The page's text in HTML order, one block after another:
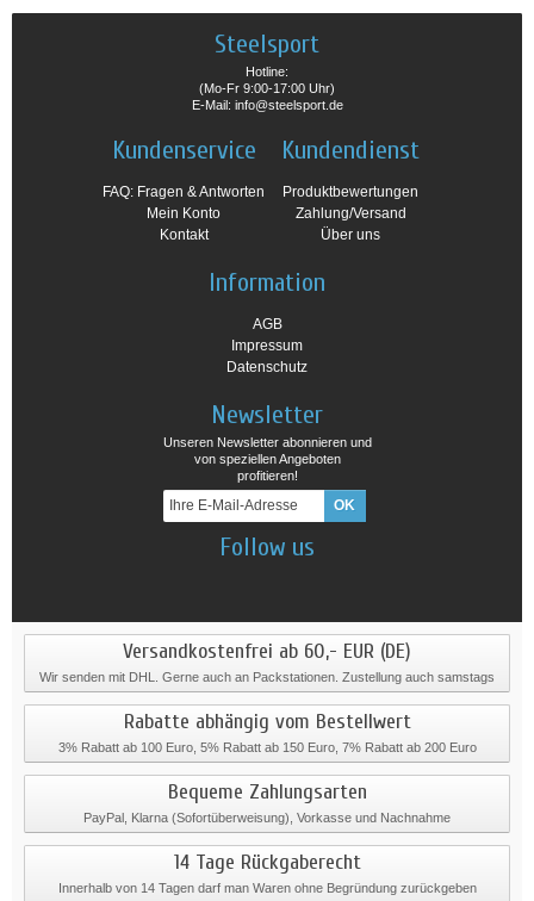
Steelsport
Hotline:
(Mo-Fr 9:00-17:00 Uhr)
E-Mail: info@steelsport.de
Kundenservice
FAQ: Fragen & Antworten
Mein Konto
Kontakt
Kundendienst
Produktbewertungen
Zahlung/Versand
Über uns
Information
AGB
Impressum
Datenschutz
Newsletter
Unseren Newsletter abonnieren und
von speziellen Angeboten
profitieren!
Follow us
Versandkostenfrei ab 60,- EUR (DE)
Wir senden mit DHL. Gerne auch an Packstationen. Zustellung auch samstags
Rabatte abhängig vom Bestellwert
3% Rabatt ab 100 Euro, 5% Rabatt ab 150 Euro, 7% Rabatt ab 200 Euro
Bequeme Zahlungsarten
PayPal, Klarna (Sofortüberweisung), Vorkasse und Nachnahme
14 Tage Rückgaberecht
Innerhalb von 14 Tagen darf man Waren ohne Begründung zurückgeben